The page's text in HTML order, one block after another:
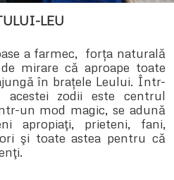
LEU
a farmec, forța naturală
mirare că aproape toate
în brațele Leului. Într-
acestei zodii este centrul
un mod magic, se adună
apropiaţi, prieteni, fani,
şi toate astea pentru că